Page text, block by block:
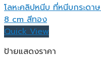
Quick View
ป้ายแสดงราคา